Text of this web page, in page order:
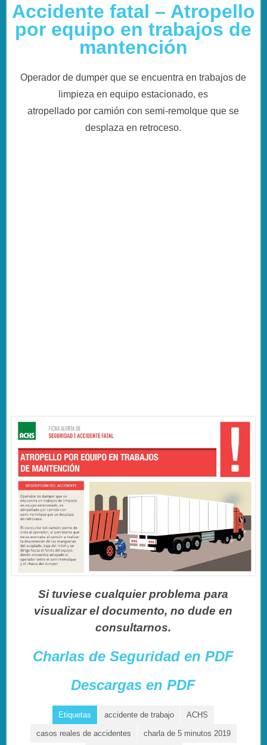
Accidente fatal – Atropello
por equipo en trabajos de
mantención
Operador de dumper que se encuentra en trabajos de
limpieza en equipo estacionado, es
atropellado por camión con semi-remolque que se
desplaza en retroceso.
Si tuviese cualquier problema para
visualizar el documento, no dude en
consultarnos.
Charlas de Seguridad en PDF
Descargas en PDF
Etiquetas accidente de trabajo ACHS
casos reales de accidentes charla de 5 minutos 2019